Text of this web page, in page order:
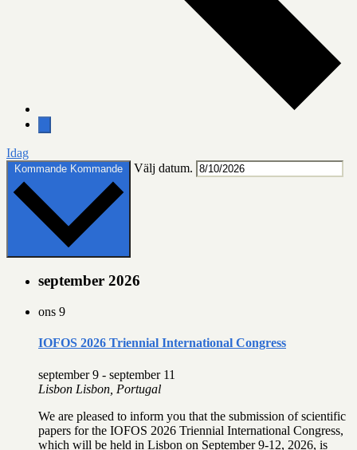
Idag
Kommande Kommande Välj datum.
september 2026
ons 9
IOFOS 2026 Triennial International Congress
september 9 - september 11
Lisbon Lisbon, Portugal
We are pleased to inform you that the submission of scientific
papers for the IOFOS 2026 Triennial International Congress,
which will be held in Lisbon on September 9-12, 2026, is